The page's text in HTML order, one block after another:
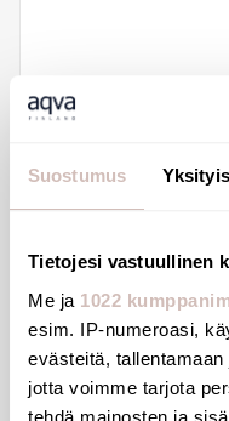
Suostumus
Tietojesi vastuullinen
Me ja 1022
esim. IP-numeroasi,
evästeitä,
jotta voimme tarjota
tehdä mainosten ja